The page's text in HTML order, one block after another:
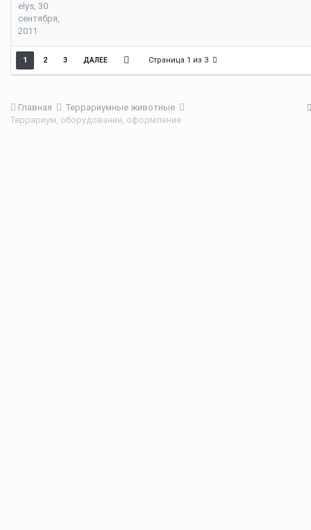
elys, 30
сентября,
2011
1 2 3 ДАЛЕЕ Страница 1 из 3
Главная
Террариумные животные
Террариум, оборудование, оформление